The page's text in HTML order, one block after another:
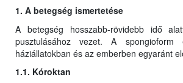
1. A betegség ismertetése
A betegség hosszabb-rövidebb idő
pusztulásához vezet. A spongioform
háziállatokban és az emberben egyaránt
1.1. Kóroktan